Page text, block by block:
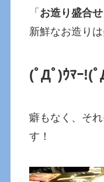
「 お造り盛合せ
新鮮なお造り
(ﾟДﾟ)ｳﾏｰ!(ﾟ
癖もなく、そ
す！